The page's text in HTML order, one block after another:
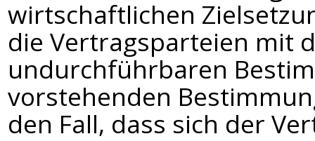
wirtschaftlichen
die Vertragsparteien mit
undurchführbaren
vorstehenden
den Fall, dass sich der